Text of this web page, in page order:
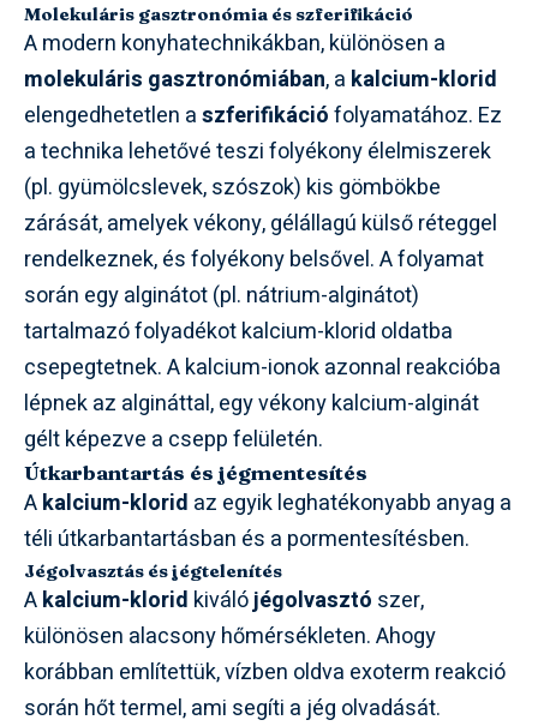
Molekuláris gasztronómia és szferifikáció
A modern konyhatechnikákban, különösen a
molekuláris gasztronómiában, a kalcium-klorid
elengedhetetlen aszferifikációfolyamatához. Ez
a technika lehetővé teszi folyékony élelmiszerek
(pl. gyümölcslevek, szószok) kis gömbökbe
zárását, amelyek vékony, gélállagú külső réteggel
rendelkeznek, és folyékony belsővel. A folyamat
során egy alginátot (pl. nátrium-alginátot)
tartalmazó folyadékot kalcium-klorid oldatba
csepegtetnek. A kalcium-ionok azonnal reakcióba
lépnek az algináttal, egy vékony kalcium-alginát
gélt képezve a csepp felületén.
Útkarbantartás és jégmentesítés
Akalcium-klorid az egyik leghatékonyabb anyag a
téli útkarbantartásban és a pormentesítésben.
Jégolvasztás és jégtelenítés
Akalcium-klorid kiválójégolvasztó szer,
különösen alacsony hőmérsékleten. Ahogy
korábban említettük, vízben oldva exoterm reakció
során hőt termel, ami segíti a jég olvadását.